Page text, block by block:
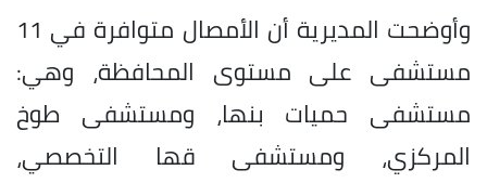
وأوضحت المديرية أن الأمصال متوافرة في 11
مستشفى على مستوى المحافظة، وهي:
مستشفى حميات بنها، ومستشفى طوخ
المركزي، ومستشفى قها التخصصي،